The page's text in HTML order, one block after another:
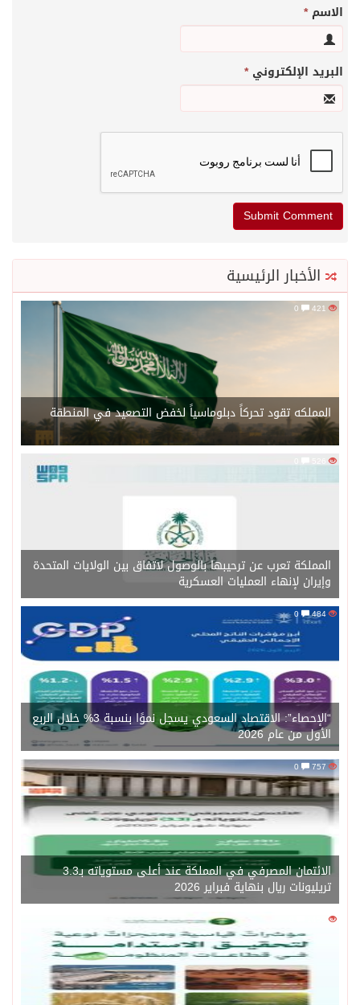
الاسم*
البريد الإلكتروني*
الأخبار الرئيسية
المملكه تقود تحركاً دبلوماسياً لخفض التصعيد في المنطقة
526
المملكة تعرب عن ترحيبها بالوصول لاتفاق بين الولايات المتحدة
وإيران لإنهاء العمليات العسكرية
484
“الإحصاء”: الاقتصاد السعودي يسجل نموًا بنسبة 3% خلال الربع
الأول من عام 2026
757
0
الائتمان المصرفي في المملكة عند أعلى مستوياته بـ3.3
تريليونات ريال بنهاية فبراير 2026
1450